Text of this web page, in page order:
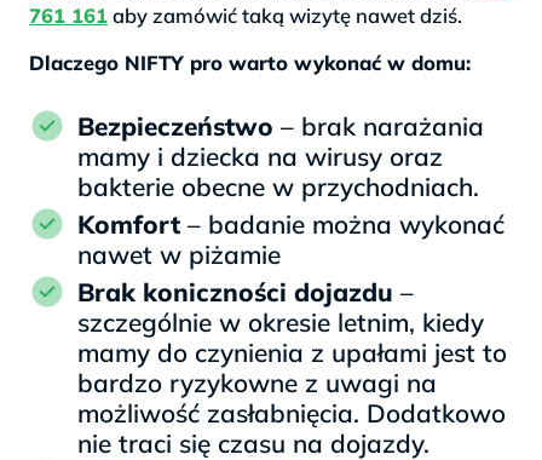
761 161aby zamówić taką wizytę nawet dziś.
Dlaczego NIFTY pro warto wykonać w domu:
Bezpieczeństwo – brak narażania
mamy i dziecka na wirusy oraz
bakterie obecne w przychodniach.
Komfort – badanie można wykonać
nawet w piżamie
Brak koniczności dojazdu –
szczególnie w okresie letnim, kiedy
mamy do czynienia z upałami jest to
bardzo ryzykowne z uwagi na
możliwość zasłabnięcia. Dodatkowo
nie traci się czasu na dojazdy.